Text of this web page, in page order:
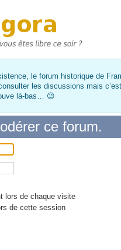
le forum historique de
les discussions mais
là-bas… 😉
ce forum.
lors de chaque visite
de cette session